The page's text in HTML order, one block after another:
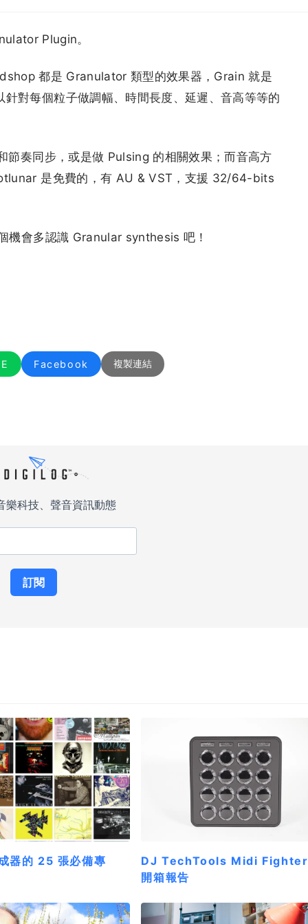
Plugin。
都是 Granulator 類型的效果器，Grain 就是
對每個粒子做調幅、時間長度、延遲、音高等等的
奏同步，或是做 Pulsing 的相關效果；而音高方
是免費的，有 AU & VST，支援 32/64-bits
機會多認識 Granular synthesis 吧！
Facebook 複製連結
器的 25 張必備專
DJ TechTools Midi
開箱報告